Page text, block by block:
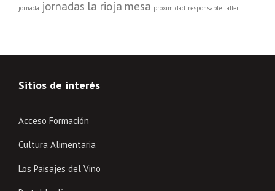
jornada jornadas la rioja mesa proximidad responsable taller
Sitios de interés
Acceso Formación
Cultura Alimentaria
Los Paisajes del Vino